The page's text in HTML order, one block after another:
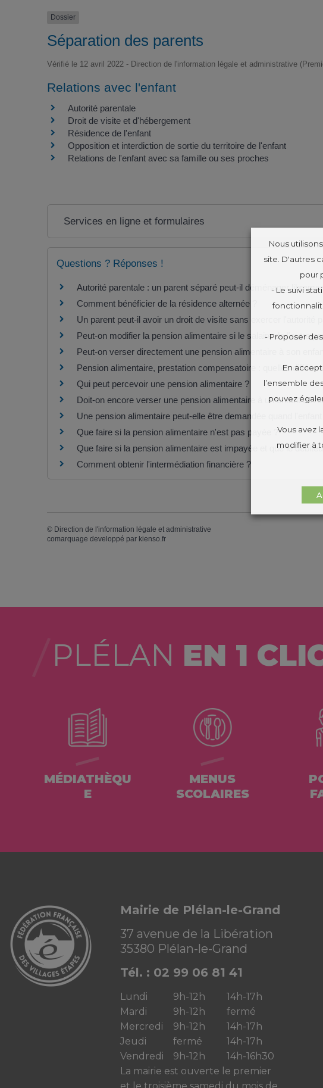
Dossier
Séparation des parents
Vérifié le 12 avril 2022 - Direction de l'information légale et administrative
Relations avec l'enfant
Autorité parentale
Droit de visite et d'hébergement
Résidence de l'enfant
Opposition et interdiction de sortie du territoire de l'enfant
Relations de l'enfant avec sa famille ou ses proches
Services en ligne et formulaires
Questions ? Réponses !
Autorité parentale : un parent séparé peut-il déménager
Comment bénéficier de la résidence alternée ?
Un parent peut-il avoir un droit de visite sans exercer l'autorité
Peut-on modifier la pension alimentaire si le salaire de l'autre
Peut-on verser directement une pension alimentaire à son
Pension alimentaire, prestation compensatoire : quelles
Qui peut percevoir une pension alimentaire ?
Doit-on encore verser une pension alimentaire à un enfant
Une pension alimentaire peut-elle être demandée quand
Que faire si la pension alimentaire n'est pas payée ?
Que faire si la pension alimentaire est impayée et que le
Comment obtenir l'intermédiation financière ?
© Direction de l'information légale et administrative
comarquage developpé par kienso.fr
PLÉLAN EN 1
MÉDIATHÈQU
E
MENUS
SCOLAIRES
Mairie de Plélan-le-Grand
37 avenue de la Libération
35380 Plélan-le-Grand
Tél. : 02 99 06 81 41
Lundi 9h-12h
14h-17h
Mardi
9h-12h
fermé
Mercredi
9h-12h
14h-17h
Jeudi
fermé
14h-17h
Vendredi
9h-12h
14h-16h30
La mairie est ouverte le premier
Nous
site. D'autres
pour
- Le suivi
- Proposer
En
l’ensemble
pouvez
Vous avez
modifier à